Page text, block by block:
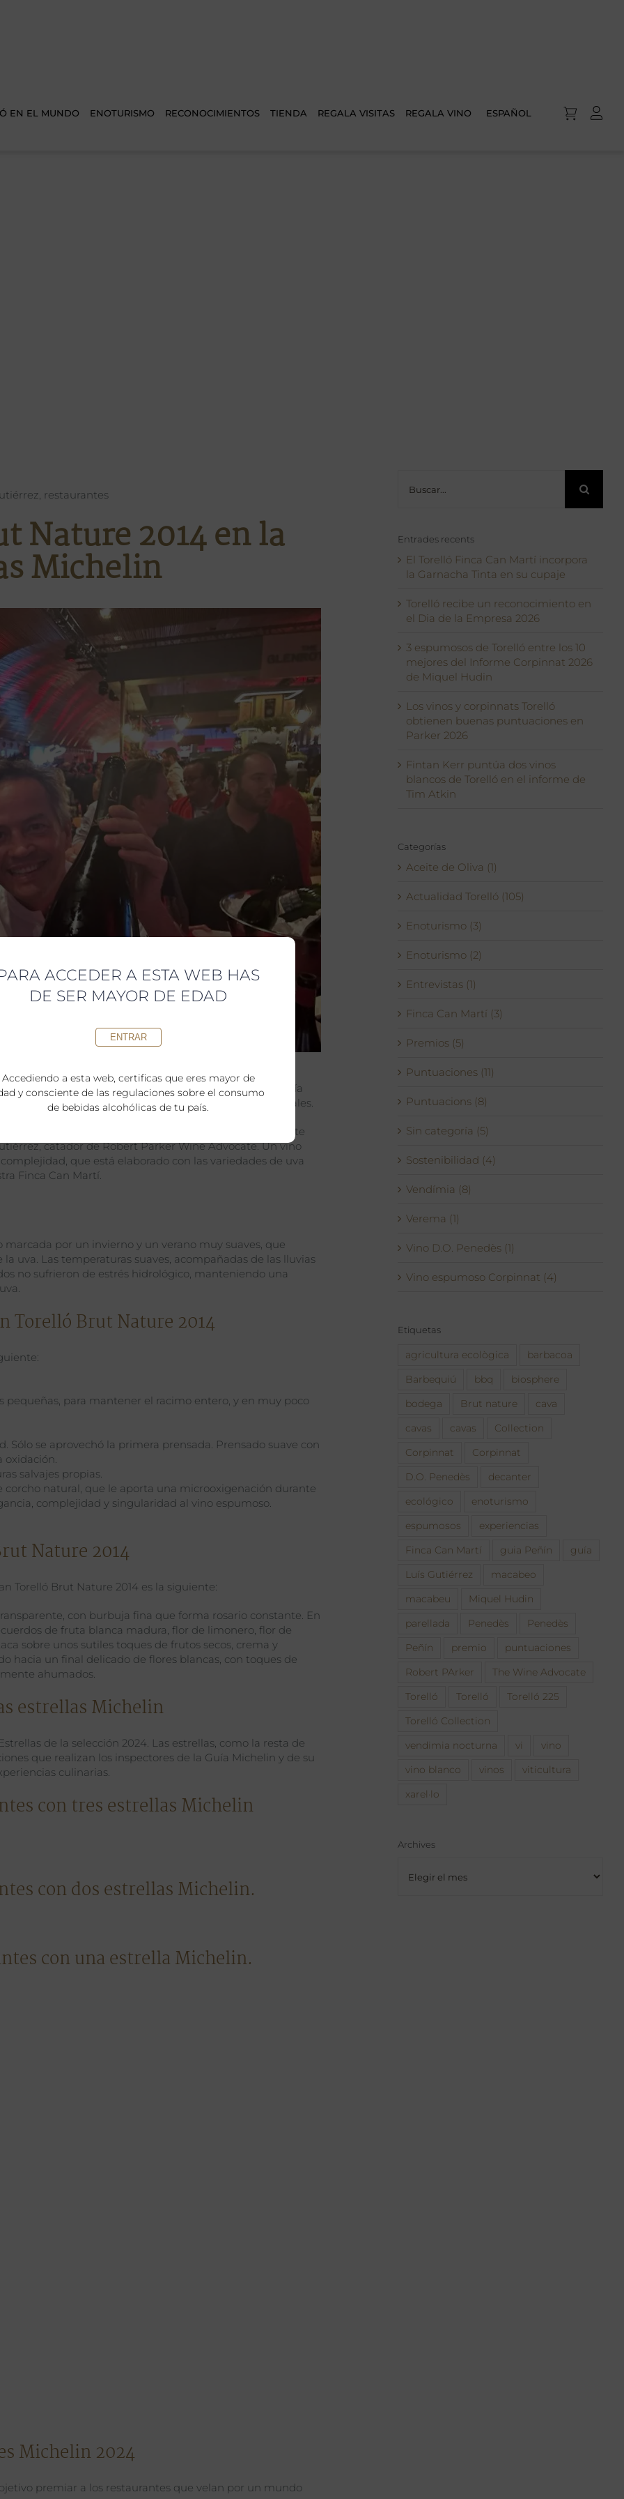
EN EL MUNDO ENOTURISMO RECONOCIMIENTOS TIENDA REGALA VISITAS REGALA VINO ESPAÑOL
restaurantes
Nature 2014 en la
Michelin
Michelin 2023
de Barcelona se celebró la Gala de la Guía
Verdes, Bib Gorumnads y varios premios especiales.
de nuestro corpinnat
Brut Nature 2014. Éste
catador de Robert Parker Wine Advocate. Un vino
que está elaborado con las variedades de uva
Finca Can Martí.
marcada por un invierno y un verano muy suaves, que
uva. Las temperaturas suaves, acompañadas de las lluvias
no sufrieron de estrés hidrológico, manteniendo una
Torelló Brut Nature 2014
pequeñas, para mantener el racimo entero, y en muy poco
Sólo se aprovechó la primera prensada. Prensado suave con
salvajes propias.
natural, que le aporta una microoxigenación durante
complejidad y singularidad al vino espumoso.
Nature 2014
Torelló Brut Nature 2014 es la siguiente:
con burbuja fina que forma rosario constante. En
de fruta blanca madura, flor de limonero, flor de
sobre unos sutiles toques de frutos secos, crema y
hacia un final delicado de flores blancas, con toques de
ahumados.
estrellas Michelin
de la selección 2024. Las estrellas, como la resta de
que realizan los inspectores de la Guía Michelin y de su
culinarias.
con tres estrellas Michelin
con dos estrellas Michelin.
con una estrella Michelin.
Michelin 2024
premiar a los restaurantes que velan por un mundo
Entrades recents
El Torelló Finca Can Martí incorpora
la Garnacha Tinta en su cupaje
Torelló recibe un reconocimiento en
el Dia de la Empresa 2026
3 espumosos de Torelló entre los 10
mejores del Informe Corpinnat 2026
de Miquel Hudin
Los vinos y corpinnats Torelló
obtienen buenas puntuaciones en
Parker 2026
Fintan Kerr puntúa dos vinos
blancos de Torelló en el informe de
Tim Atkin
Categorías
Aceite de Oliva (1)
Actualidad Torelló (105)
Enoturismo (3)
Enoturismo (2)
Entrevistas (1)
Finca Can Martí (3)
Premios (5)
Puntuaciones (11)
Puntuacions (8)
Sin categoría (5)
Sostenibilidad (4)
Vendímia (8)
Verema (1)
Vino D.O. Penedès (1)
Vino espumoso Corpinnat (4)
Etiquetas
agricultura ecològica barbacoa
Barbequiú bbq biosphere
bodega Brut nature cava
cavas cavas Collection
Corpinnat Corpinnat
D.O. Penedès decanter
ecológico enoturismo
espumosos experiencias
Finca Can Martí guia Peñín guía
Luís Gutiérrez macabeo
macabeu Miquel Hudin
parellada Penedès Penedès
Peñín premio puntuaciones
Robert PArker The Wine Advocate
Torelló Torelló Torelló 225
Torelló Collection
vendimia nocturna vi vino
vino blanco vinos viticultura
xarel·lo
Archives
ACCEDER A ESTA WEB HAS
DE SER MAYOR DE EDAD
ENTRAR
Accediendo a esta web, certificas que eres mayor de
y consciente de las regulaciones sobre el consumo
de bebidas alcohólicas de tu país.